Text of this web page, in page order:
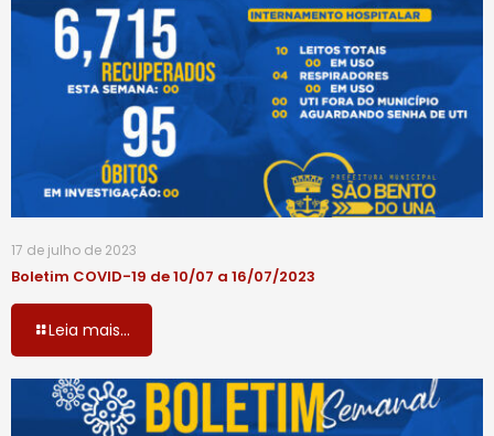
17 de julho de 2023
Boletim COVID-19 de 10/07 a 16/07/2023
Leia mais...